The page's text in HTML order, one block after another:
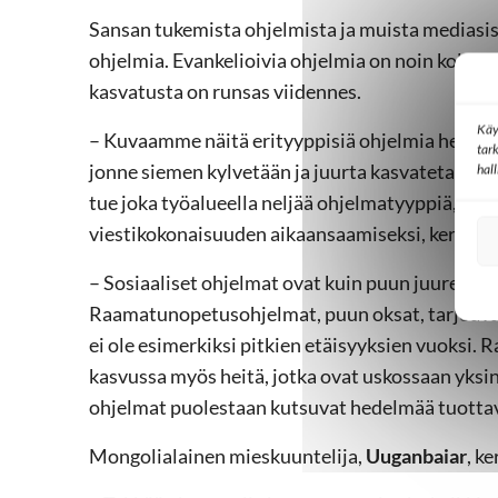
Sansan tukemista ohjelmista ja muista
ohjelmia. Evankelioivia ohjelmia on noin
kasvatusta on runsas viidennes.
– Kuvaamme näitä erityyppisiä ohjelmia
jonne siemen kylvetään ja juurta kasvatetaan,
tue joka työalueella neljää ohjelmatyyppiä,
viestikokonaisuuden aikaansaamiseksi,
– Sosiaaliset ohjelmat ovat kuin puun juuret ja
Raamatunopetusohjelmat, puun oksat,
ei ole esimerkiksi pitkien etäisyyksien vuoksi.
kasvussa myös heitä, jotka ovat uskossaan
ohjelmat puolestaan kutsuvat hedelmää
Mongolialainen mieskuuntelija, Uuganbaiar,